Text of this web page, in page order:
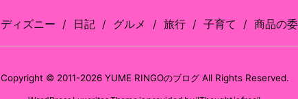
ディズニー 日記 グルメ 旅行 子育て 商品の
Copyright © 2011-2026 YUME RINGOのブログAll Rights Reserved.